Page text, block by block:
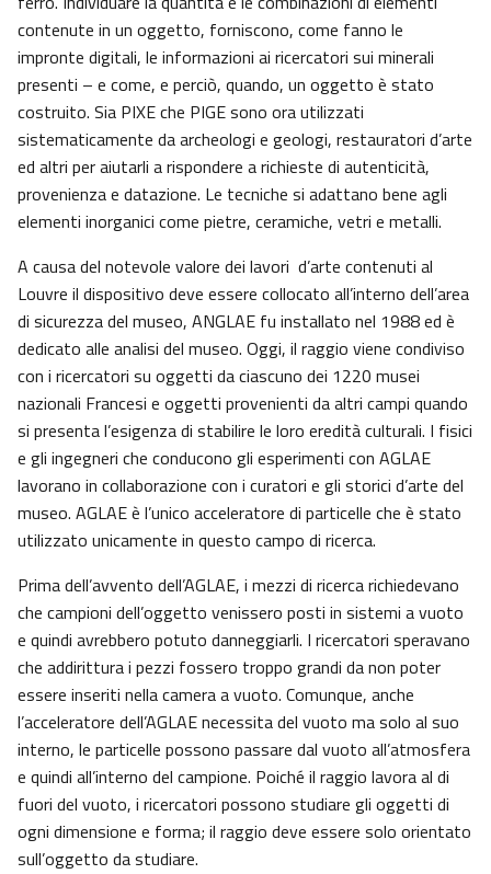
contenute in un oggetto, forniscono, come fanno le
impronte digitali, le informazioni ai ricercatori sui minerali
presenti – e come, e perciò, quando, un oggetto è stato
costruito. Sia PIXE che PIGE sono ora utilizzati
sistematicamente da archeologi e geologi, restauratori d’arte
ed altri per aiutarli a rispondere a richieste di autenticità,
provenienza e datazione. Le tecniche si adattano bene agli
elementi inorganici come pietre, ceramiche, vetri e metalli.
A causa del notevole valore dei lavori d’arte contenuti al
Louvre il dispositivo deve essere collocato all’interno dell’area
di sicurezza del museo, ANGLAE fu installato nel 1988 ed è
dedicato alle analisi del museo. Oggi, il raggio viene condiviso
con i ricercatori su oggetti da ciascuno dei 1220 musei
nazionali Francesi e oggetti provenienti da altri campi quando
si presenta l’esigenza di stabilire le loro eredità culturali. I fisici
e gli ingegneri che conducono gli esperimenti con AGLAE
lavorano in collaborazione con i curatori e gli storici d’arte del
museo. AGLAE è l’unico acceleratore di particelle che è stato
utilizzato unicamente in questo campo di ricerca.
Prima dell’avvento dell’AGLAE, i mezzi di ricerca richiedevano
che campioni dell’oggetto venissero posti in sistemi a vuoto
e quindi avrebbero potuto danneggiarli. I ricercatori speravano
che addirittura i pezzi fossero troppo grandi da non poter
essere inseriti nella camera a vuoto. Comunque, anche
l’acceleratore dell’AGLAE necessita del vuoto ma solo al suo
interno, le particelle possono passare dal vuoto all’atmosfera
e quindi all’interno del campione. Poiché il raggio lavora al di
fuori del vuoto, i ricercatori possono studiare gli oggetti di
ogni dimensione e forma; il raggio deve essere solo orientato
sull’oggetto da studiare.